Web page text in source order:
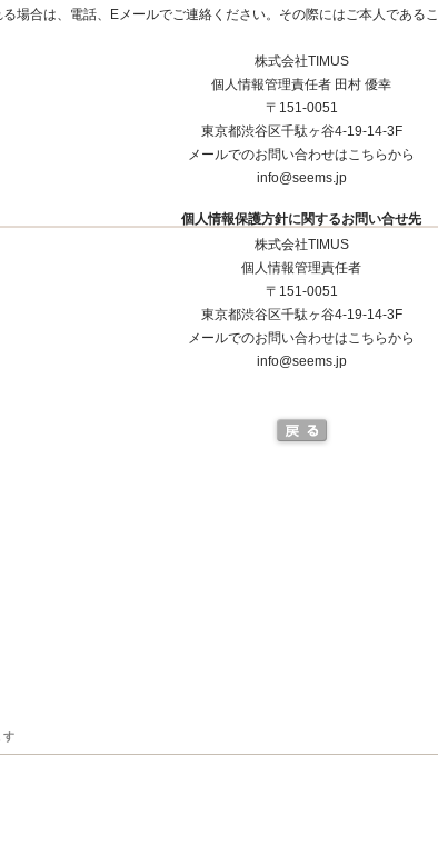
場合は、電話、Eメールでご連絡ください。その際にはご本人である
株式会社TIMUS
個人情報管理責任者 田村 優幸
〒151-0051
東京都渋谷区千駄ヶ谷4-19-14-3F
メールでのお問い合わせはこちらから
info@seems.jp
個人情報保護方針に関するお問い合せ先
株式会社TIMUS
個人情報管理責任者
〒151-0051
東京都渋谷区千駄ヶ谷4-19-14-3F
メールでのお問い合わせはこちらから
info@seems.jp
す